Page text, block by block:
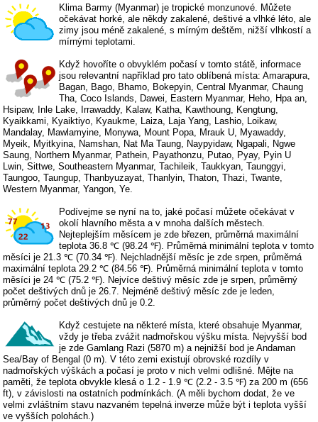
Klima Barmy (Myanmar) je tropické monzunové. Můžete
očekávat horké, ale někdy zakalené, deštivé a vlhké léto, ale
zimy jsou méně zakalené, s mírným deštěm, nižší vlhkostí a
mírnými teplotami.
Když hovoříte o obvyklém počasí v tomto státě, informace
jsou relevantní například pro tato oblíbená místa: Amarapura,
Bagan, Bago, Bhamo, Bokepyin, Central Myanmar, Chaung
Tha, Coco Islands, Dawei, Eastern Myanmar, Heho, Hpa an,
Hsipaw, Inle Lake, Irrawaddy, Kalaw, Katha, Kawthoung, Kengtung,
Kyaikkami, Kyaiktiyo, Kyaukme, Laiza, Laja Yang, Lashio, Loikaw,
Mandalay, Mawlamyine, Monywa, Mount Popa, Mrauk U, Myawaddy,
Myeik, Myitkyina, Namshan, Nat Ma Taung, Naypyidaw, Ngapali, Ngwe
Saung, Northern Myanmar, Pathein, Payathonzu, Putao, Pyay, Pyin U
Lwin, Sittwe, Southeastern Myanmar, Tachileik, Taukkyan, Taunggyi,
Taungoo, Taungup, Thanbyuzayat, Thanlyin, Thaton, Thazi, Twante,
Western Myanmar, Yangon, Ye.
Podívejme se nyní na to, jaké počasí můžete očekávat v
okolí hlavního města a v mnoha dalších městech.
Nejteplejším měsícem je zde březen, průměrná maximální
teplota 36.8 ℃ (98.24 ℉). Průměrná minimální teplota v tomto
měsíci je 21.3 ℃ (70.34 ℉). Nejchladnější měsíc je zde srpen, průměrná
maximální teplota 29.2 ℃ (84.56 ℉). Průměrná minimální teplota v tomto
měsíci je 24 ℃ (75.2 ℉). Nejvíce deštivý měsíc zde je srpen, průměrný
počet deštivých dnů je 26.7. Nejméně deštivý měsíc zde je leden,
průměrný počet deštivých dnů je 0.2.
Když cestujete na některé místa, které obsahuje Myanmar,
vždy je třeba zvážit nadmořskou výšku místa. Nejvyšší bod
je zde Gamlang Razi (5870 m) a nejnižší bod je Andaman
Sea/Bay of Bengal (0 m). V této zemi existují obrovské rozdíly v
nadmořských výškách a počasí je proto v nich velmi odlišné. Mějte na
paměti, že teplota obvykle klesá o 1.2 - 1.9 ℃ (2.2 - 3.5 ℉) za 200 m (656
ft), v závislosti na ostatních podmínkách. (A měli bychom dodat, že ve
velmi zvláštním stavu nazvaném tepelná inverze může být i teplota vyšší
ve vyšších polohách.)